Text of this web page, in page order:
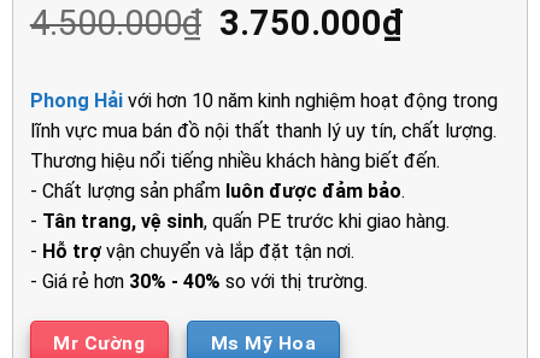
4.500.000₫ Giá
là:
4.500.000₫.
3.750.000₫Giá
tại
là:
Phong Hảivới hơn 10 năm kinh nghiệm hoạt động trong
lĩnh vực mua bán đồ nội thất thanh lý uy tín, chất lượng.
Thương hiệu nổi tiếng nhiều khách hàng biết đến.
- Chất lượng sản phẩm luôn được đảm bảo.
- Tân trang, vệ sinh, quấn PE trước khi giao hàng.
- Hỗ trợvận chuyển và lắp đặt tận nơi.
- Giá rẻ hơn 30% - 40% so với thị trường.
Mr Cường Ms Mỹ Hoa